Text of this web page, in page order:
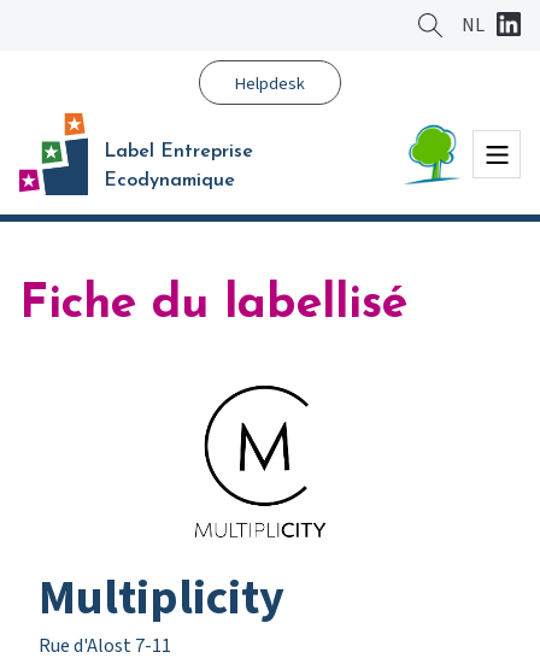
NL
Helpdesk
Label Entreprise
Ecodynamique
Menu
Fiche du labellisé
Multiplicity
Rue d'Alost 7-11